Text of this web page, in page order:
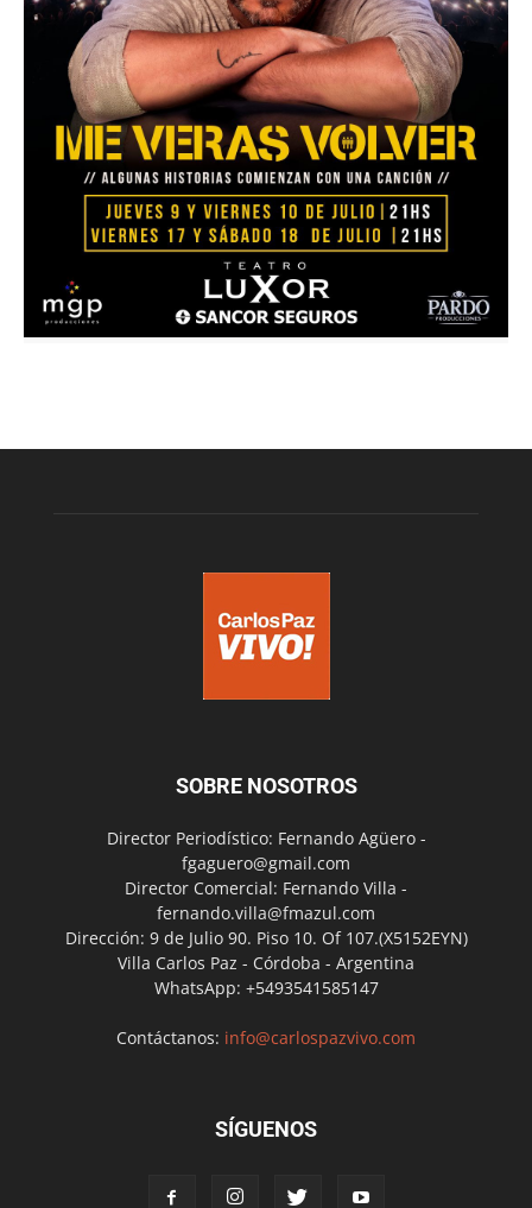
SOBRE NOSOTROS
Director Periodístico: Fernando Agüero -
fgaguero@gmail.com
Director Comercial: Fernando Villa -
fernando.villa@fmazul.com
Dirección: 9 de Julio 90. Piso 10. Of 107.(X5152EYN)
Villa Carlos Paz - Córdoba - Argentina
WhatsApp: +5493541585147
Contáctanos: info@carlospazvivo.com
SÍGUENOS